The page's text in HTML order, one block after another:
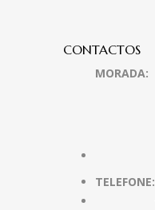
CONTACTOS
MORADA:
TELEFONE: